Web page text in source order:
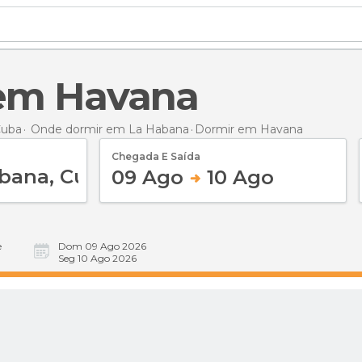
Havana
Onde dormir em La Habana Dormir em Havana
Chegada E Saída
09 Ago 10 Ago
Dom 09 Ago 2026
Seg 10 Ago 2026